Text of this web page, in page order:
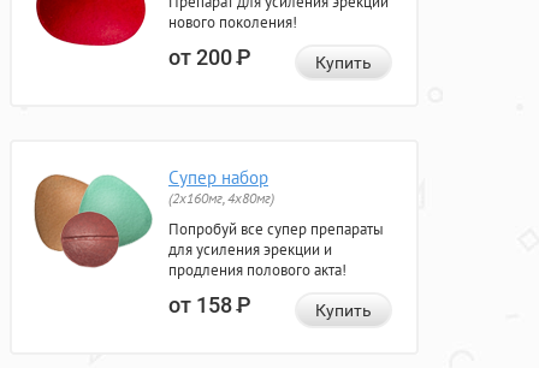
нового поколения!
от 200Р Купить
Супер набор
(2х160мг, 4х80мг)
Попробуй все супер препараты
для усиления эрекции и
продления полового акта!
от 158Р Купить